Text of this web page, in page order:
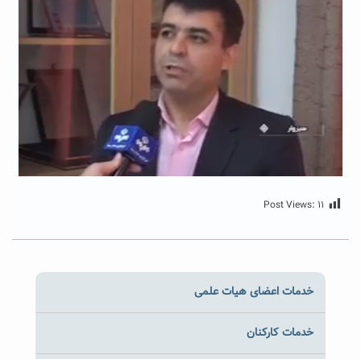
Post Views: ۱۱
خدمات اعضای هیات علمی
خدمات کارکنان